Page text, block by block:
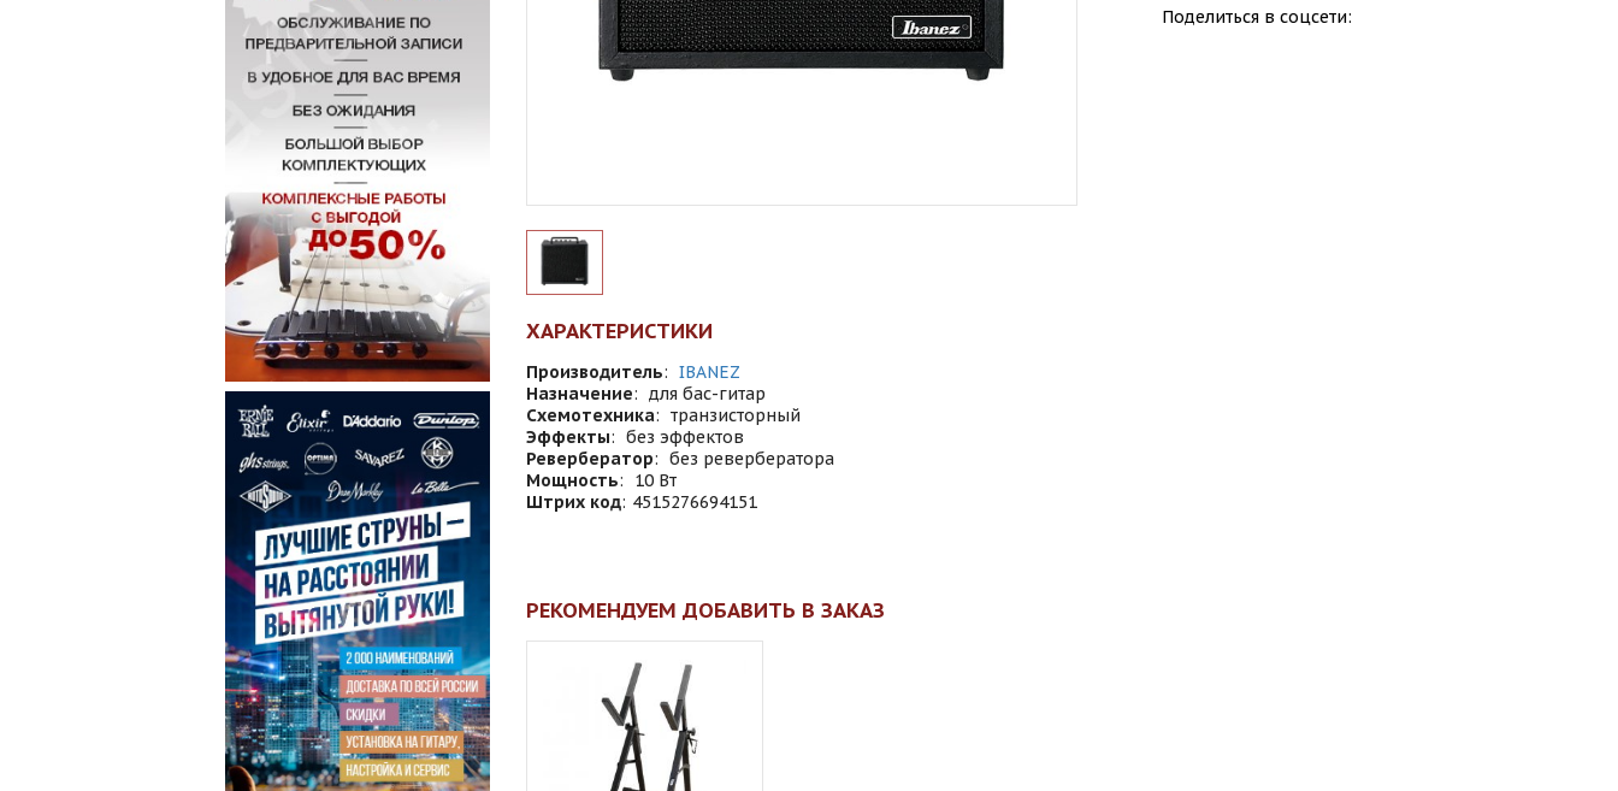
Поделиться в соцсети:
ХАРАКТЕРИСТИКИ
Производитель: IBANEZ
Назначение: для бас-гитар
Схемотехника: транзисторный
Эффекты: без эффектов
Ревербератор: без ревербератора
Мощность:
10 Вт
Штрих код: 4515276694151
РЕКОМЕНДУЕМ ДОБАВИТЬ В ЗАКАЗ